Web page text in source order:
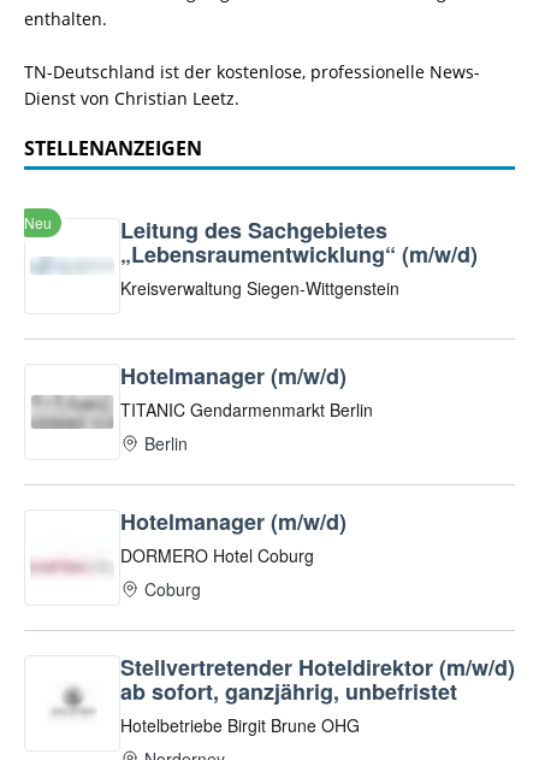
enthalten.
TN-Deutschland ist der kostenlose, professionelle News-
Dienst von Christian Leetz.
STELLENANZEIGEN